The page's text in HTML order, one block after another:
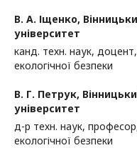
В. А. Іщенко,
університет
канд. техн. наук,
екологічної безпеки
В. Г. Петрук,
університет
д-р техн. наук,
екологічної безпеки